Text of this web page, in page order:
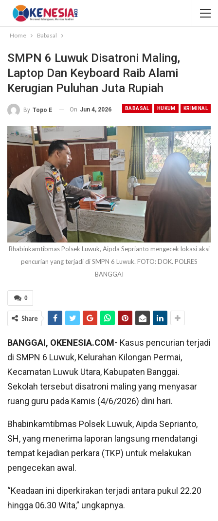
Home Babasal
SMPN 6 Luwuk Disatroni Maling,
Laptop Dan Keyboard Raib Alami
Kerugian Puluhan Juta Rupiah
BABASAL HUKUM KRIMINAL
By Topo E On Jun 4, 2026
Bhabinkamtibmas Polsek Luwuk, Aipda Seprianto mengecek lokasi aksi
pencurian yang terjadi di SMPN 6 Luwuk. FOTO: DOK. POLRES
BANGGAI
0
Share
BANGGAI, OKENESIA.COM- Kasus pencurian terjadi
di SMPN 6 Luwuk, Kelurahan Kilongan Permai,
Kecamatan Luwuk Utara, Kabupaten Banggai.
Sekolah tersebut disatroni maling yang menyasar
ruang guru pada Kamis (4/6/2026) dini hari.
Bhabinkamtibmas Polsek Luwuk, Aipda Seprianto,
SH, yang menerima laporan langsung mendatangi
tempat kejadian perkara (TKP) untuk melakukan
pengecekan awal.
“Keadaan ini diperkirakan terjadi antara pukul 22.20
hingga 06.30 Wita,” ungkapnya.